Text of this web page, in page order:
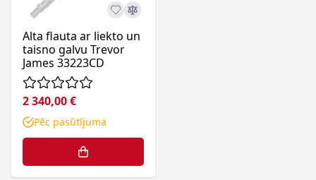
Alta flauta ar liekto un
taisno galvu Trevor
James 33223CD
2 340,00 €
Pēc pasūtījuma